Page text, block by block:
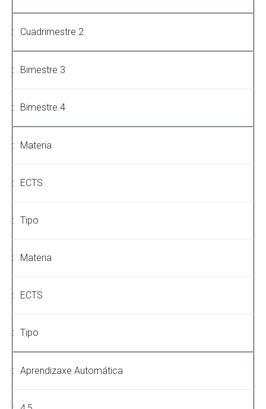
Cuadrimestre 2
Bimestre 3
Bimestre 4
Materia
ECTS
Tipo
Materia
ECTS
Tipo
Aprendizaxe Automática